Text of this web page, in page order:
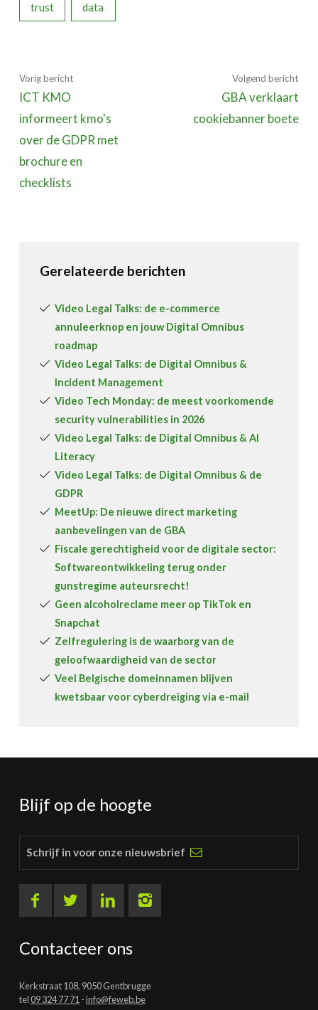
trust data
Vorig bericht
ICT KMO
informeert kmo's
over de GDPR met
brochure en
checklists
Volgend bericht
GBA verklaart
cookiebanner boete
Gerelateerde berichten
Video Legal Talks: de e-commerce
annuleerknop en jouw Digital Omnibus
roadmap
Video Legal Talks: de Digital Omnibus &
Incident Management
Video Tech Monday: de meest voorkomende
security vulnerabilities in 2026
Video Legal Talks: de Digital Omnibus & AI
Literacy
Video Legal Talks: de Digital Omnibus & de
GDPR
MeetUp: De nieuwe direct marketing
aanbevelingen van de GBA
Fiscale gerechtigheid voor de digitale sector:
Softwareontwikkeling terug onder
gunstregime auteursrecht!
Geen alcoholreclame meer op TikTok en
Snapchat
Zelfregulering is de waarborg van de
geloofwaardigheid van de sector
Veel Belgische domeinnamen blijven
kwetsbaar voor cyberdreiging via e-mail
Blijf op de hoogte
Schrijf in voor onze nieuwsbrief
Contacteer ons
Kerkstraat 108, 9050 Gentbrugge
tel09 324 77 71 -info@feweb.be